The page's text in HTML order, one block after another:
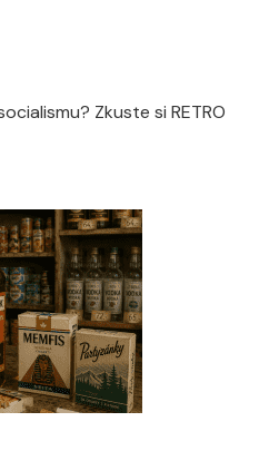
Zkuste si RETRO